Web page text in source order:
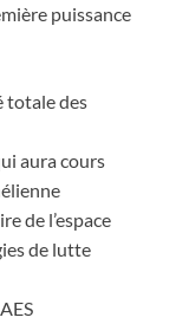
puissance
totale des
aura cours
de l’espace
de lutte